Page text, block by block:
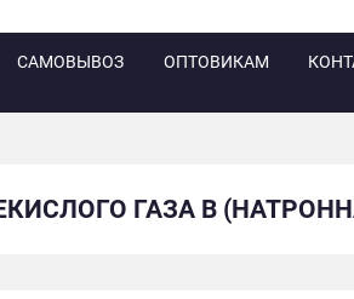
САМОВЫВОЗ ОПТОВИКАМ
ГАЗА B